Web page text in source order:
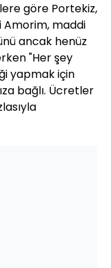
göre Portekiz,
Amorim, maddi
ancak henüz
"Her şey
yapmak için
bağlı. Ücretler